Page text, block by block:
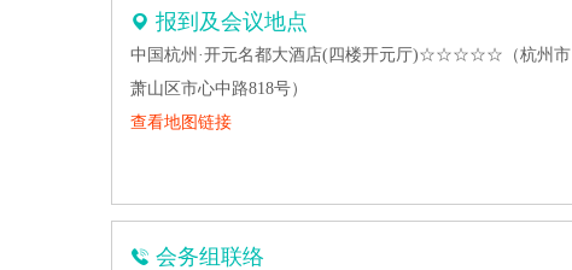
报到及会议地点
中国杭州·开元名都大酒店(四楼开元厅)☆☆☆☆☆（杭州市
萧山区市心中路818号）
查看地图链接
会务组联络